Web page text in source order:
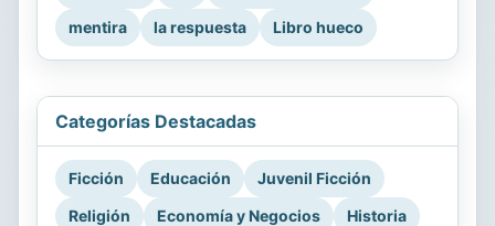
mentira
la respuesta Libro hueco
Categorías Destacadas
Ficción Educación
Juvenil Ficción
Religión
Economía y Negocios
Historia